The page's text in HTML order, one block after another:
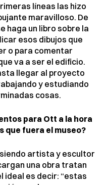
líneas las hizo
maravilloso. De
haga un libro sobre la
esos dibujos que
o para comentar
va a ser el edificio.
llegar al proyecto
y estudiando
cosas.
para Ott a la hora
que fuera el museo?
siendo artista y escultor
una obra tratan
ideal es decir: “estas